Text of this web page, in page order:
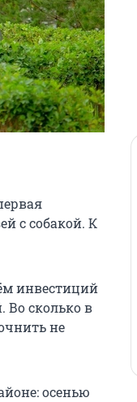
с собакой. К
инвестиций
Во сколько в
не
осенью